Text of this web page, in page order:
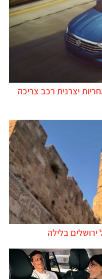
יצרנית רכב צריכה
בלילה